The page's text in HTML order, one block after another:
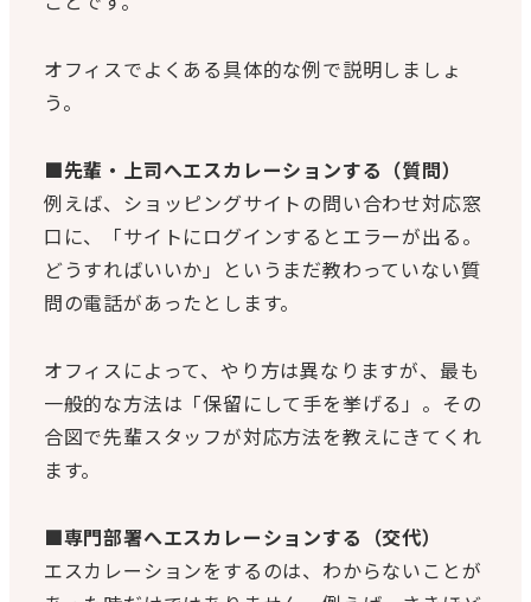
オフィスでよくある具体的な例で説明しましょ
う。
■先輩・上司へエスカレーションする（質問）
例えば、ショッピングサイトの問い合わせ対応窓
口に、「サイトにログインするとエラーが出る。
どうすればいいか」というまだ教わっていない質
問の電話があったとします。
オフィスによって、やり方は異なりますが、最も
一般的な方法は「保留にして手を挙げる」。その
合図で先輩スタッフが対応方法を教えにきてくれ
ます。
■専門部署へエスカレーションする（交代）
エスカレーションをするのは、わからないことが